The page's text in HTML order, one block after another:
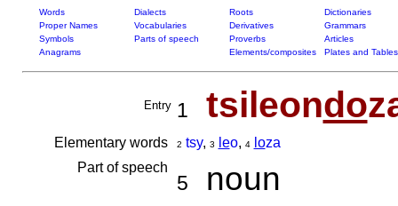
Words Dialects Roots
Dictionaries
Proper Names
Vocabularies Derivatives
Grammars
Symbols
Parts of speech Proverbs
Articles
Anagrams
Elements/composites Plates and Tables
Entry 1 tsileondo
Elementary words 2 tsy, 3 leo, 4 loza
Part of speech
5 noun